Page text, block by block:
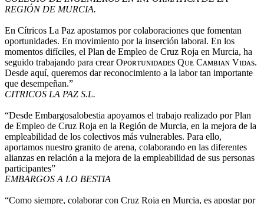
REGIÓN DE MURCIA.
En Cítricos La Paz apostamos por colaboraciones que fomentan
oportunidades. En movimiento por la inserción laboral. En los
momentos difíciles, el Plan de Empleo de Cruz Roja en Murcia, ha
seguido trabajando para crear Oᴘᴏʀᴛᴜɴɪᴅᴀᴅᴇs Qᴜᴇ Cᴀᴍʙɪᴀɴ Vɪᴅᴀs.
Desde aquí, queremos dar reconocimiento a la labor tan importante
que desempeñan.”
CITRICOS LA PAZ S.L.
“Desde Embargosalobestia apoyamos el trabajo realizado por Plan
de Empleo de Cruz Roja en la Región de Murcia, en la mejora de la
empleabilidad de los colectivos más vulnerables. Para ello,
aportamos nuestro granito de arena, colaborando en las diferentes
alianzas en relación a la mejora de la empleabilidad de sus personas
participantes”
EMBARGOS A LO BESTIA
“Como siempre, colaborar con Cruz Roja en Murcia, es apostar por